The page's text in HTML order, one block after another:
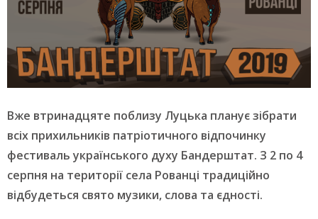
Вже втринадцяте поблизу Луцька планує зібрати
всіх прихильників патріотичного відпочинку
фестиваль українського духу Бандерштат. З 2 по 4
серпня на території села Рованці традиційно
відбудеться свято музики, слова та єдності.